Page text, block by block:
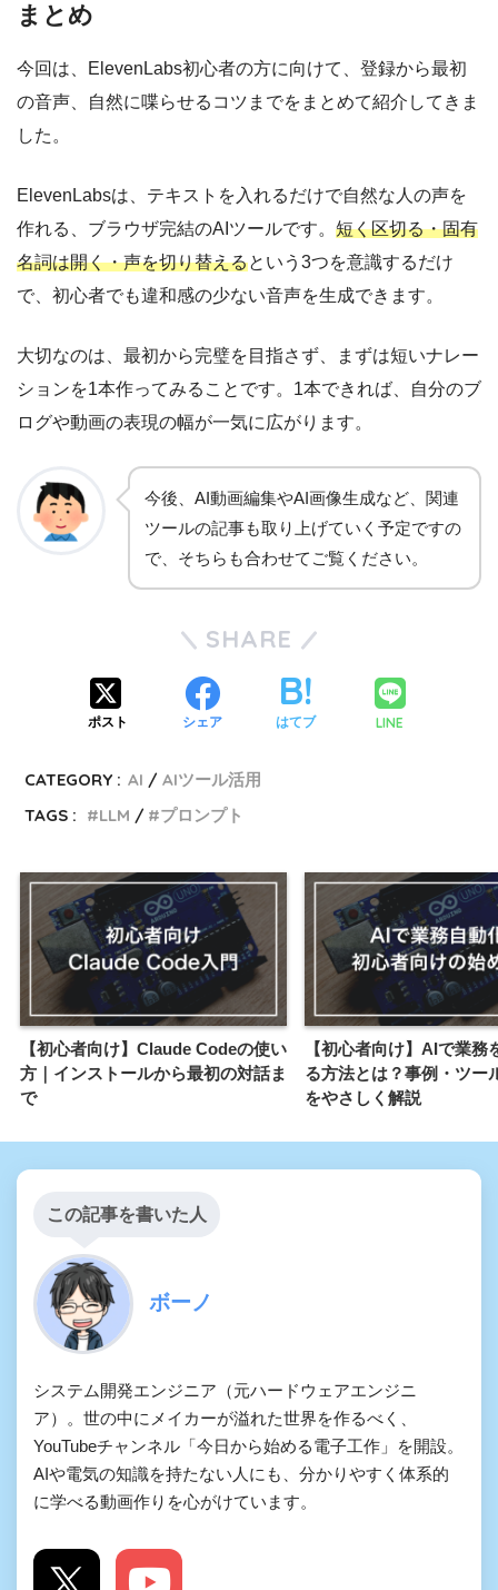
まとめ
今回は、ElevenLabs初心者の方に向けて、登録から最初
の音声、自然に喋らせるコツまでをまとめて紹介してきま
した。
ElevenLabsは、テキストを入れるだけで自然な人の声を
作れる、ブラウザ完結のAIツールです。 短く区切る・固有
名詞は開く・声を切り替えるという3つを意識するだけ
で、初心者でも違和感の少ない音声を生成できます。
大切なのは、最初から完璧を目指さず、まずは短いナレー
ションを1本作ってみることです。1本できれば、自分のブ
ログや動画の表現の幅が一気に広がります。
今後、AI動画編集やAI画像生成など、関連
ツールの記事も取り上げていく予定ですの
で、そちらも合わせてご覧ください。
SHARE
ポスト シェア はてブ LINE
CATEGORY : AI
AIツール活用
TAGS :
LLM プロンプト
【初心者向け】Claude Codeの使い
方｜インストールから最初の対話ま
で
【初心者向け】AIで業務
る方法とは？事例・ツー
をやさしく解説
この記事を書いた人
ボーノ
システム開発エンジニア（元ハードウェアエンジニ
ア）。世の中にメイカーが溢れた世界を作るべく、
YouTubeチャンネル「今日から始める電子工作」を開設。
AIや電気の知識を持たない人にも、分かりやすく体系的
に学べる動画作りを心がけています。